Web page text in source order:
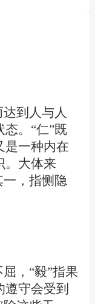
到人与人
。“仁”既
是一种内在
。大体来
一，指恻隐
，“毅”指果
守会受到